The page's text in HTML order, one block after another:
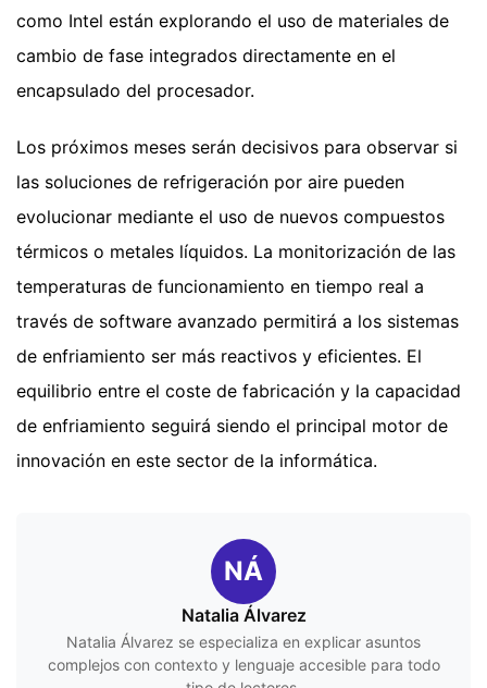
como Intel están explorando el uso de materiales de
cambio de fase integrados directamente en el
encapsulado del procesador.
Los próximos meses serán decisivos para observar si
las soluciones de refrigeración por aire pueden
evolucionar mediante el uso de nuevos compuestos
térmicos o metales líquidos. La monitorización de las
temperaturas de funcionamiento en tiempo real a
través de software avanzado permitirá a los sistemas
de enfriamiento ser más reactivos y eficientes. El
equilibrio entre el coste de fabricación y la capacidad
de enfriamiento seguirá siendo el principal motor de
innovación en este sector de la informática.
NÁ
Natalia Álvarez
Natalia Álvarez se especializa en explicar asuntos
complejos con contexto y lenguaje accesible para todo